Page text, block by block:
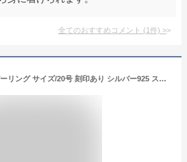
全てのおすすめコメント (1件) >
ボールバンド シルバーリング サイズ/20号 刻印あり シルバー925 スターリングシルバー 指輪 メンズ レディース プレゼント ギフト ペアリング 親指 薬指 中指 小指 人差し指 男子 女性 本物の銀 男性 女子 個性的 ボール 玉 球体 ユニーク おもしろい 面白い かわいい